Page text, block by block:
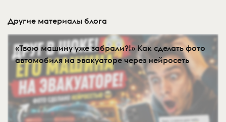
Другие материалы блога
«Твою машину уже забрали?!» Как сделать фото
автомобиля на эвакуаторе через нейросеть